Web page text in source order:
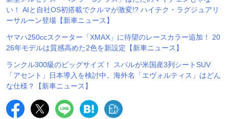
い！ AIと自社OS初搭載でクルマが激変!? ハイテク・ラグジュアリ
ーサルーン登場【新車ニュース】
ヤマハ250ccスクーター「XMAX」に待望のレースカラー追加！ 20
26年モデルは質感高めた2色を新設定【新車ニュース】
ランクル300級のビッグサイズ！ スバルが米国産3列シートSUV
「アセント」日本導入を検討中。海外名「エヴォルティス」はどん
な仕様？【新車ニュース】